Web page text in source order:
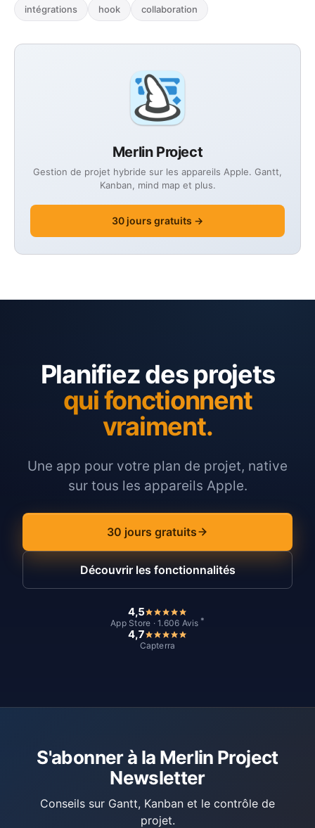
Merlin Project
Gestion de projet hybride sur les appareils Apple. Gantt,
Kanban, mind map et plus.
30 jours gratuits →
intégrations hook collaboration
Planifiez des projets
qui fonctionnent
vraiment.
Une app pour votre plan de projet, native
sur tous les appareils Apple.
30 jours gratuits
Découvrir les fonctionnalités
4,5
App Store · 1.606 Avis *
4,7
Capterra
S'abonner à la Merlin Project
Newsletter
Conseils sur Gantt, Kanban et le contrôle de
projet.